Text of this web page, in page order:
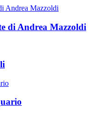
di Andrea Mazzoldi